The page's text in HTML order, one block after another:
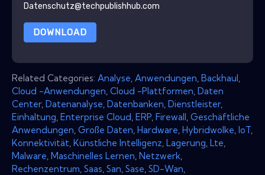
Datenschutz@techpublishhub.com
DOWNLOAD
Related Categories: Analyse Anwendungen Backhaul
Cloud -Anwendungen Cloud -Plattformen Daten
Center, Datenanalyse Datenbanken Dienstleister,
Einhaltung Enterprise Cloud ERP Firewall Geschäftliche
Anwendungen Große Daten Hardware Hybridwolke IoT
Konnektivität Künstliche Intelligenz Lagerung Lte
Malware Maschinelles Lernen Netzwerk
Rechenzentrum Saas San Sase SD-Wan